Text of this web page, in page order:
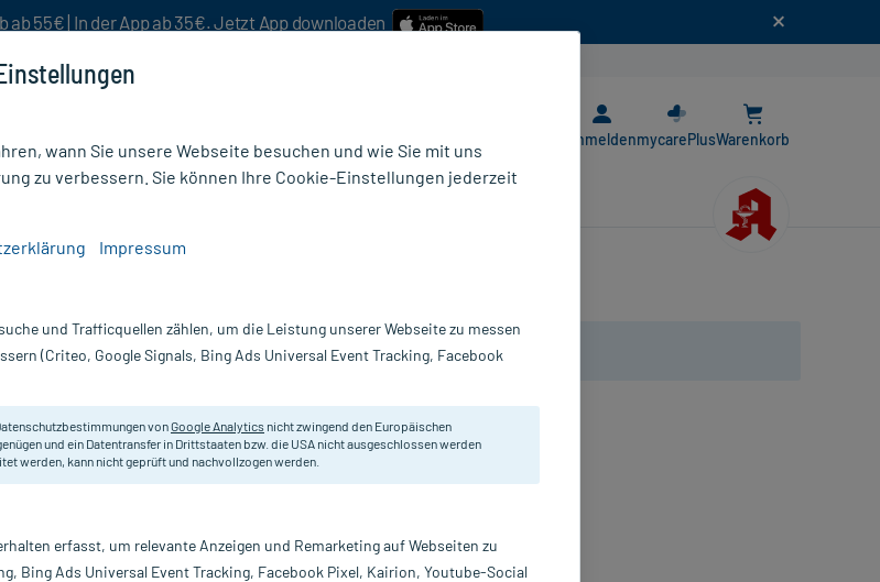
ab 55€ | In der App ab 35€. Jetzt App downloaden
AnmeldenmycarePlusWarenkorb
Zeit:Gratis-Versand* ab 19€ Mindestbestellwert!
Bei Erkrankungen des Bewegungsapparates.
Darreichung:
Tabletten
Hersteller:
Heilpflanzenwohl GmbH
wann Sie unsere Webseite besuchen und wie Sie mit uns
zu verbessern. Sie können Ihre Cookie-Einstellungen jederzeit
Impressum
und Trafficquellen zählen, um die Leistung unserer Webseite zu messen
(Criteo, Google Signals, Bing Ads Universal Event Tracking, Facebook
vonGoogle Analytics nicht zwingend den Europäischen
und ein Datentransfer in Drittstaaten bzw. die USA nicht ausgeschlossen werden
werden, kann nicht geprüft und nachvollzogen werden.
erfasst, um relevante Anzeigen und Remarketing auf Webseiten zu
Bing Ads Universal Event Tracking, Facebook Pixel, Kairion, Youtube-Social